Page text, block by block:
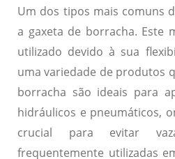
Um dos tipos mais comuns
a gaxeta de borracha. Este
utilizado devido à sua
uma variedade de produtos
borracha são ideais para
hidráulicos e pneumáticos,
crucial para evitar
frequentemente utilizadas